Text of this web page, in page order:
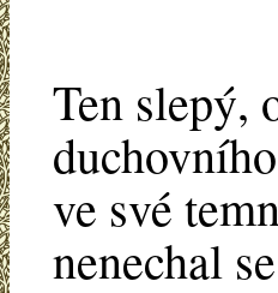
Ten slepý,
ve své
nenechal